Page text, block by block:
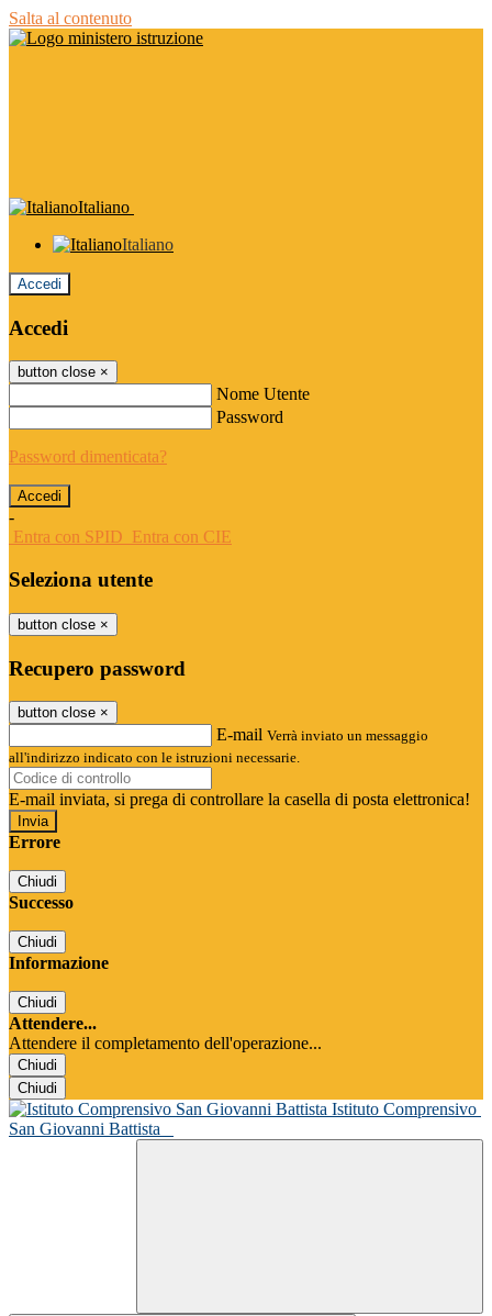
Salta al contenuto
Italiano
Italiano
Accedi
Accedi
button close ×
Nome Utente
Password
Password dimenticata?
-
Entra con SPID Entra con CIE
Seleziona utente
button close ×
Recupero password
button close ×
E-mail Verrà inviato un messaggio
all'indirizzo indicato con le istruzioni necessarie.
E-mail inviata, si prega di controllare la casella di posta elettronica!
Errore
Chiudi
Successo
Chiudi
Informazione
Chiudi
Attendere...
Attendere il completamento dell'operazione...
Chiudi
Chiudi
Istituto Comprensivo
San Giovanni Battista